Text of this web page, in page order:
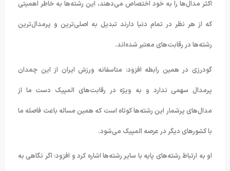
اکثر مدال‌ها را به خود اختصاص می‌دهند، این رشته‌ها به خاطر اهمیتی
که از هر نظر در تمام دنیا دارند تبدیل به اصلی‌ترین و پرمدال‌ترین
رشته‌ها در رقابت‌های معتبر شده‌اند.
گودرزی در همین رابطه افزود: متاسفانه ورزش ایران از این چمدان
پرمدال سهمی ندارد و به ویژه در رقابت‌های المپیک دست ما از
مدال‌های پرشمار این رشته‌ها کوتاه است که همین مساله باعث فاصله ما
با کشورهای دیگر در عرصه المپیک می‌شود.
او به ارتباط رشته‌های پایه با سایر رشته‌ها اشاره کرد و افزود: اگر نگاهی به